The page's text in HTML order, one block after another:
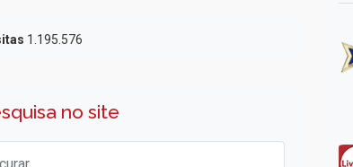
1.195.576
no site